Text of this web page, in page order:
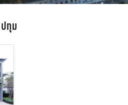
ทุม